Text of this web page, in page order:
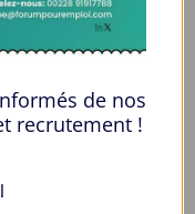
pour maximiser vos
de nos
recrutement !